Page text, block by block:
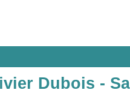
Dubois -